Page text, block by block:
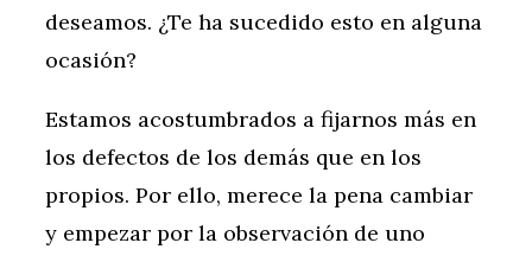
deseamos. ¿Te ha sucedido esto en alguna
ocasión?
Estamos acostumbrados a fijarnos más en
los defectos de los demás que en los
propios. Por ello, merece la pena cambiar
y empezar por la observación de uno